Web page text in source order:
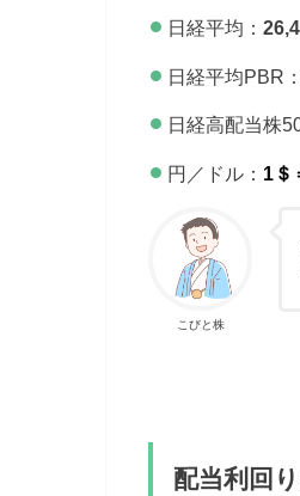
日経平均：
日経平均PBR：
日経高配当株
円／ドル： 1＄
こびと株
配当利回